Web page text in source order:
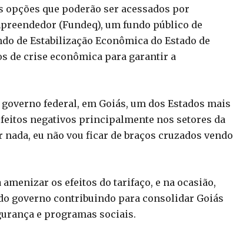
que poderão ser acessados por
(Fundeq), um fundo público de
de Estabilização Econômica do Estado de
de crise econômica para garantir a
federal, em Goiás, um dos Estados mais
negativos principalmente nos setores da
eu não vou ficar de braços cruzados vendo
os efeitos do tarifaço, e na ocasião,
governo contribuindo para consolidar Goiás
e programas sociais.